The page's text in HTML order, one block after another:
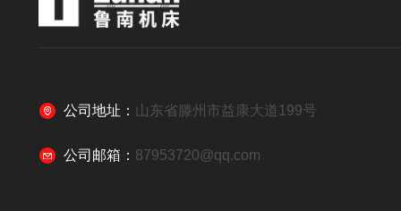
公司地址： 山东省滕州市益康大道199号
公司邮箱： 87953720@qq.com